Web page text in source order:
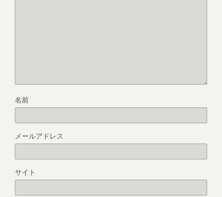
名前
メールアドレス
サイト